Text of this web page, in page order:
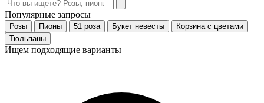
Популярные запросы
Розы Пионы 51 роза Букет невесты
Корзина с цветами
Тюльпаны
Ищем подходящие варианты